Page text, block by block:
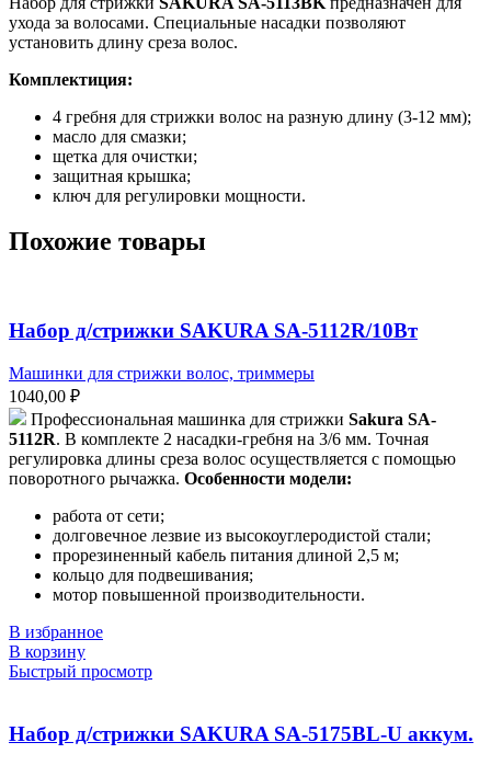
ухода за волосами. Специальные насадки позволяют
установить длину среза волос.
Комплектиция:
4 гребня для стрижки волос на разную длину (3-12 мм);
масло для смазки;
щетка для очистки;
защитная крышка;
ключ для регулировки мощности.
Похожие товары
Набор д/стрижки SAKURA SA-5112R/10Вт
Машинки для стрижки волос, триммеры
1040,00 ₽
Профессиональная машинка для стрижки Sakura SA-
5112R. В комплекте 2 насадки-гребня на 3/6 мм. Точная
регулировка длины среза волос осуществляется с помощью
поворотного рычажка. Особенности модели:
работа от сети;
долговечное лезвие из высокоуглеродистой стали;
прорезиненный кабель питания длиной 2,5 м;
кольцо для подвешивания;
мотор повышенной производительности.
В избранное
В корзину
Быстрый просмотр
Набор д/стрижки SAKURA SA-5175BL-U аккум.